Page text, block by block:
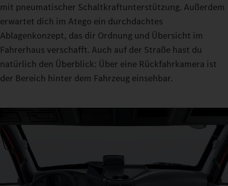
mit pneumatischer Schaltkraftunterstützung. Außerdem
erwartet dich im Atego ein durchdachtes
Ablagenkonzept, das dir Ordnung und Übersicht im
Fahrerhaus verschafft. Auch auf der Straße hast du
natürlich den Überblick: Über eine Rückfahrkamera ist
der Bereich hinter dem Fahrzeug einsehbar.